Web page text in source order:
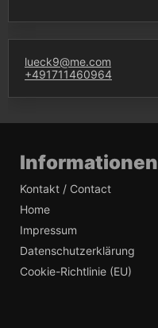
lueck9@me.com
+491711460964
Informationen
Kontakt / Contact
Home
Impressum
Datenschutzerklärung
Cookie-Richtlinie (EU)